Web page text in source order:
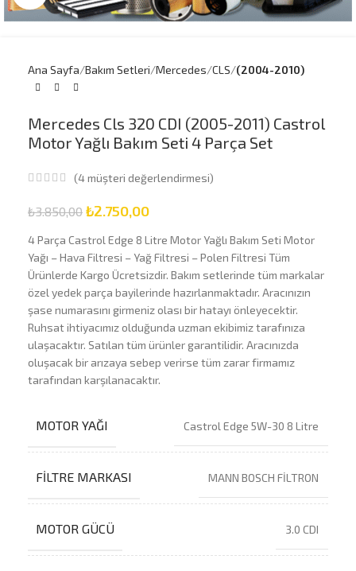
Ana Sayfa Bakım Setleri Mercedes CLS (2004-2010)
Mercedes Cls 320 CDI (2005-2011) Castrol
Motor Yağlı Bakım Seti 4 Parça Set
(4müşteri değerlendirmesi)
₺3.850,00 ₺2.750,00
4 Parça Castrol Edge 8 Litre Motor Yağlı Bakım Seti Motor
Yağı – Hava Filtresi – Yağ Filtresi – Polen Filtresi Tüm
Ürünlerde Kargo Ücretsizdir. Bakım setlerinde tüm markalar
özel yedek parça bayilerinde hazırlanmaktadır. Aracınızın
şase numarasını girmeniz olası bir hatayı önleyecektir.
Ruhsat ihtiyacımız olduğunda uzman ekibimiz tarafınıza
ulaşacaktır. Satılan tüm ürünler garantilidir. Aracınızda
oluşacak bir arızaya sebep verirse tüm zarar firmamız
tarafından karşılanacaktır.
MOTOR YAĞI Castrol Edge 5W-30 8 Litre
FILTRE MARKASI MANN BOSCH FİLTRON
MOTOR GÜCÜ 3.0 CDI